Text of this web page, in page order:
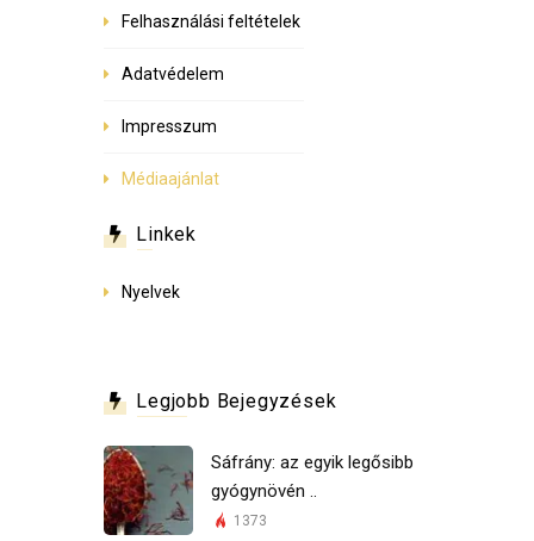
Felhasználási feltételek
Adatvédelem
Impresszum
Médiaajánlat
Linkek
Nyelvek
Legjobb Bejegyzések
Sáfrány: az egyik legősibb
gyógynövén ..
1373